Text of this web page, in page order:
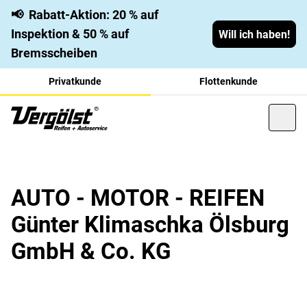
📢 Rabatt-Aktion: 20 % auf
Inspektion & 50 % auf
Bremsscheiben
Will ich haben!
Privatkunde Flottenkunde
AUTO - MOTOR - REIFEN
Günter Klimaschka Ölsburg
GmbH & Co. KG